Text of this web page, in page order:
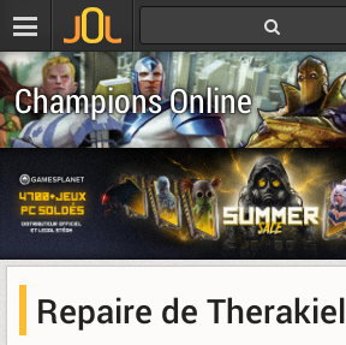
Champions Online
Repaire de Therakiel